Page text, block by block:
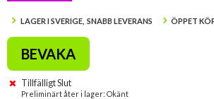
LAGER I SVERIGE, SNABB LEVERANS ÖPPET
BEVAKA
Tillfälligt Slut
Preliminärt åter i lager: Okänt